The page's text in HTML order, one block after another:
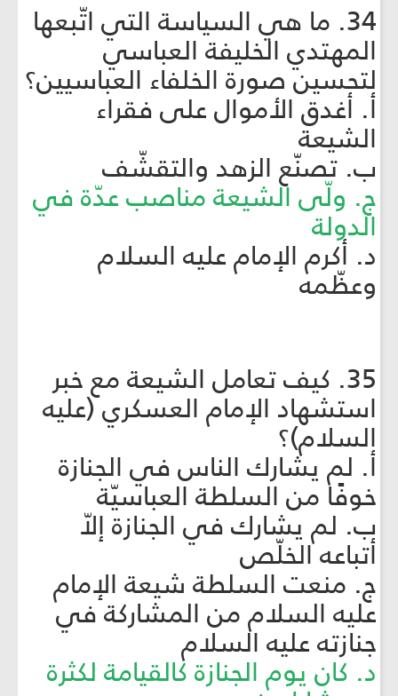
34. ما هي السياسة التي اتّبعها
المهتدي الخليفة العباسي
لتحسين صورة الخلفاء العباسيين؟
أ. أغدق الأموال على فقراء
الشيعة
ب. تصنّع الزهد والتقشّف
ج. ولّى الشيعة مناصب عدّة في
الدولة
د. أكرم الإمام عليه السلام
وعظّمه
35. كيف تعامل الشيعة مع خبر
استشهاد الإمام العسكري (عليه
السلام)؟
أ. لم يشارك الناس في الجنازة
خوفًا من السلطة العباسيّة
ب. لم يشارك في الجنازة إلاّ
أتباعه الخلّص
ج. منعت السلطة شيعة الإمام
عليه السلام من المشاركة في
جنازته عليه السلام
د. كان يوم الجنازة كالقيامة لكثرة